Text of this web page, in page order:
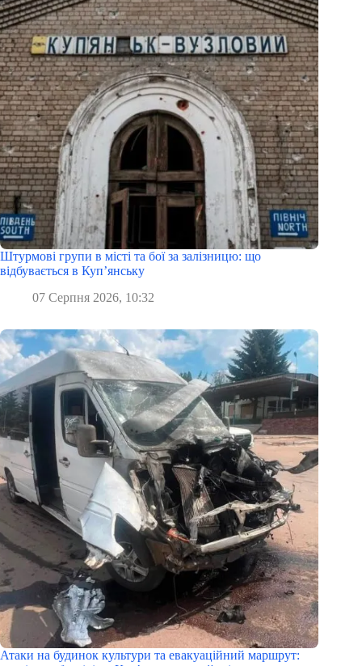
Штурмові групи в місті та бої за залізницю: що
відбувається в Куп’янську
07 Серпня 2026, 10:32
Атаки на будинок культури та евакуаційний маршрут: